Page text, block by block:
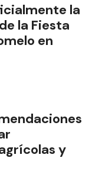
la
la Fiesta
en
y